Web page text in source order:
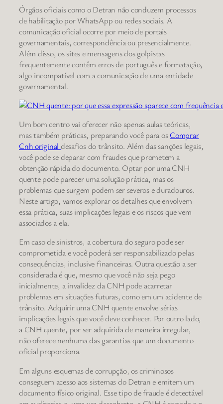
Órgãos oficiais como o Detran não conduzem processos
de habilitação por WhatsApp ou redes sociais. A
comunicação oficial ocorre por meio de portais
governamentais, correspondência ou presencialmente.
Além disso, os sites e mensagens dos golpistas
frequentemente contêm erros de português e formatação,
algo incompatível com a comunicação de uma entidade
governamental.
Um bom centro vai oferecer não apenas aulas teóricas,
mas também práticas, preparando você para osComprar
Cnh original desafios do trânsito. Além das sanções legais,
você pode se deparar com fraudes que prometem a
obtenção rápida do documento. Optar por uma CNH
quente pode parecer uma solução prática, mas os
problemas que surgem podem ser severos e duradouros.
Neste artigo, vamos explorar os detalhes que envolvem
essa prática, suas implicações legais e os riscos que vem
associados a ela.
Em caso de sinistros, a cobertura do seguro pode ser
comprometida e você poderá ser responsabilizado pelas
consequências, inclusive financeiras. Outra questão a ser
considerada é que, mesmo que você não seja pego
inicialmente, a invalidez da CNH pode acarretar
problemas em situações futuras, como em um acidente de
trânsito. Adquirir uma CNH quente envolve sérias
implicações legais que você deve conhecer. Por outro lado,
a CNH quente, por ser adquirida de maneira irregular,
não oferece nenhuma das garantias que um documento
oficial proporciona.
Em alguns esquemas de corrupção, os criminosos
conseguem acesso aos sistemas do Detran e emitem um
documento físico original. Esse tipo de fraude é detectável